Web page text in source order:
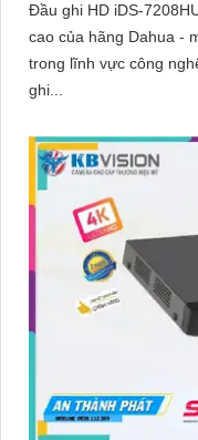
Đầu ghi HD iDS-
cao của hãng Dahua -
trong lĩnh vực công nghệ an ninh. Với độ
ghi...